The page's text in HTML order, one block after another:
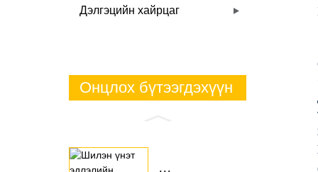
Дэлгэцийн хайрцаг
Онцлох бүтээгдэхүүн